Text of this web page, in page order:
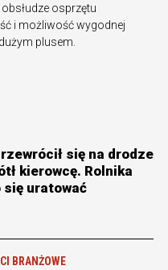
osprzętu
i możliwość wygodnej
plusem.
się na drodze
kierowcę. Rolnika
się uratować
BRANŻOWE